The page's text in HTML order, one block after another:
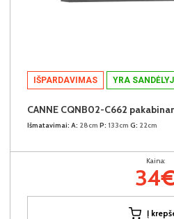
IŠPARDAVIMAS YRA
CANNE CQNB02-C662
Išmatavimai: A: 28cm P: 133cm G: 22cm
Kaina:
Į